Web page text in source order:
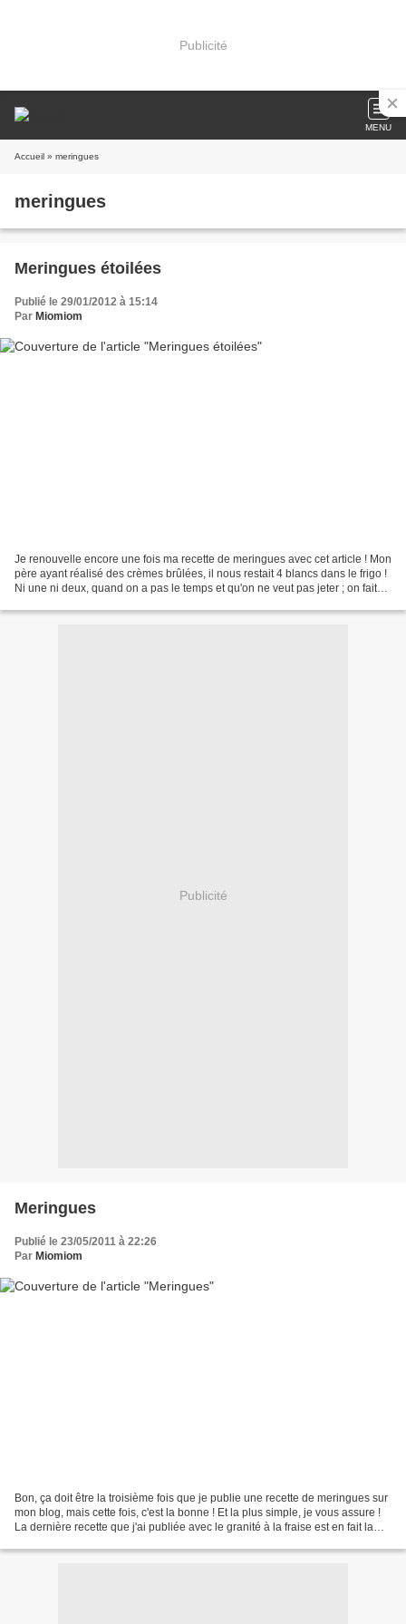
Publicité
MENU
Accueil » meringues
meringues
Meringues étoilées
Publié le 29/01/2012 à 15:14
Par Miomiom
Je renouvelle encore une fois ma recette de meringues avec cet article ! Mon
père ayant réalisé des crèmes brûlées, il nous restait 4 blancs dans le frigo !
Ni une ni deux, quand on a pas le temps et qu'on ne veut pas jeter ; on fait
Publicité
Meringues
Publié le 23/05/2011 à 22:26
Par Miomiom
Bon, ça doit être la troisième fois que je publie une recette de meringues sur
mon blog, mais cette fois, c'est la bonne ! Et la plus simple, je vous assure !
La dernière recette que j'ai publiée avec le granité à la fraise est en fait la